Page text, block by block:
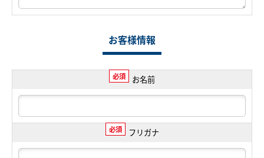
お客様情報
必須 お名前
必須 フリガナ